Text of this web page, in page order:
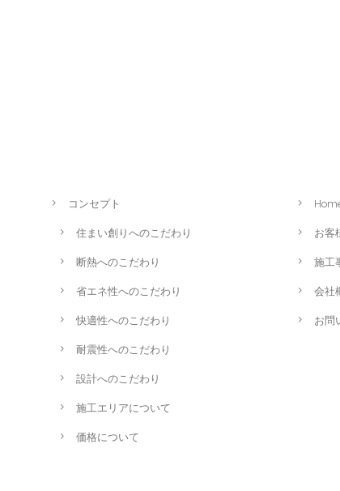
コンセプト
住まい創りへのこだわり
断熱へのこだわり
省エネ性へのこだわり
快適性へのこだわり
耐震性へのこだわり
設計へのこだわり
施工エリアについて
価格について
お客
施工
会社
お問